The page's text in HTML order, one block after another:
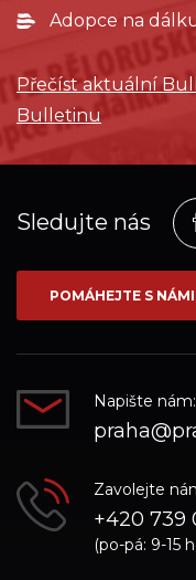
Adopce na
Přečíst aktuální
Bulletinu
Sledujte nás
POMÁHEJTE S NÁMI
Napište nám:
Zavolejte
+420 739
(po-pá: 9-15